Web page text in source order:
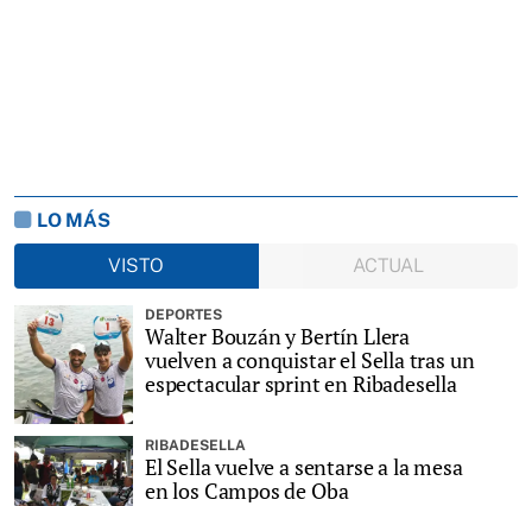
LO MÁS
VISTO
ACTUAL
DEPORTES
Walter Bouzán y Bertín Llera
vuelven a conquistar el Sella tras un
espectacular sprint en Ribadesella
RIBADESELLA
El Sella vuelve a sentarse a la mesa
en los Campos de Oba